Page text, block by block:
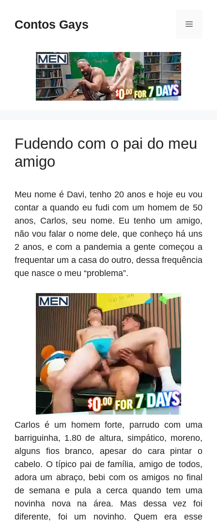
paraContos Gays Menu
Fudendo com o pai do meu
amigo
Meu nome é Davi, tenho 20 anos e hoje eu vou
contar a quando eu fudi com um homem de 50
anos, Carlos, seu nome. Eu tenho um amigo,
não vou falar o nome dele, que conheço há uns
2 anos, e com a pandemia a gente começou a
frequentar um a casa do outro, dessa frequência
que nasce o meu “problema”.
Carlos é um homem forte, parrudo com uma
barriguinha, 1.80 de altura, simpático, moreno,
alguns fios branco, apesar do cara pintar o
cabelo. O típico pai de família, amigo de todos,
adora um abraço, bebi com os amigos no final
de semana e pula a cerca quando tem uma
novinha nova na área. Mas dessa vez foi
diferente, foi um novinho. Quem era esse